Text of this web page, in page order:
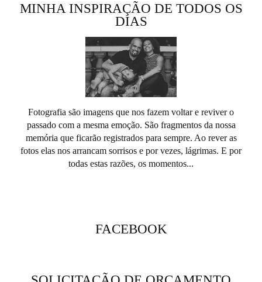
MINHA INSPIRAÇÃO DE TODOS OS
DIAS
Fotografia são imagens que nos fazem voltar e reviver o
passado com a mesma emoção. São fragmentos da nossa
memória que ficarão registrados para sempre. Ao rever as
fotos elas nos arrancam sorrisos e por vezes, lágrimas. E por
todas estas razões, os momentos...
FACEBOOK